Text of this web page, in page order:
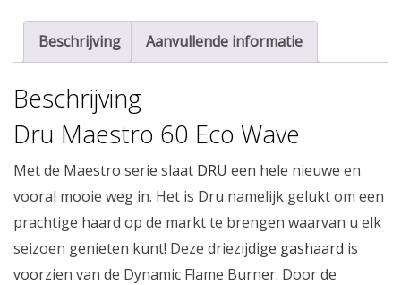
Beschrijving Aanvullende informatie
Beschrijving
Dru Maestro 60 Eco Wave
Met de Maestro serie slaat DRU een hele nieuwe en
vooral mooie weg in. Het is Dru namelijk gelukt om een
prachtige haard op de markt te brengen waarvan u elk
seizoen genieten kunt! Deze driezijdige gashaard is
voorzien van de Dynamic Flame Burner. Door de